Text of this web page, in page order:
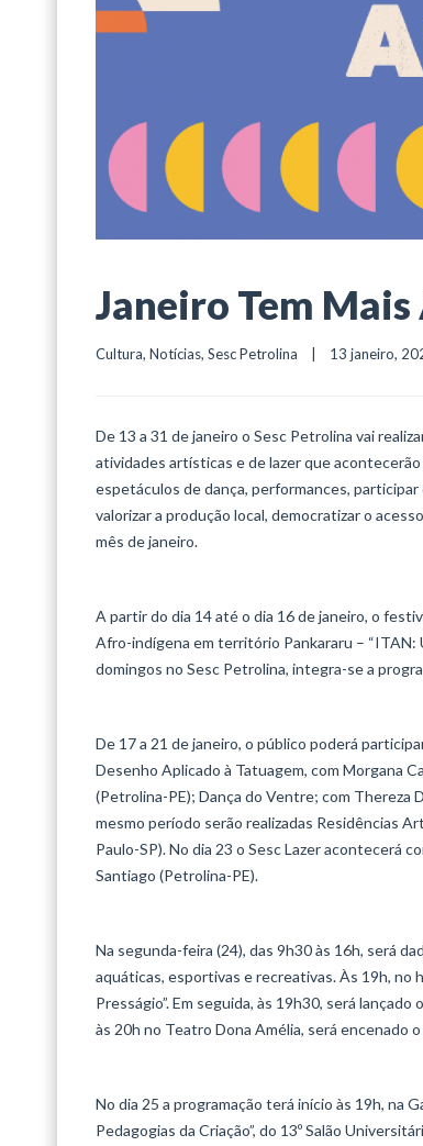
Janeiro Tem
Cultura, Notícias, Sesc Petrolina
|    13 janeiro,
De 13 a 31 de janeiro o Sesc Petrolina vai
atividades artísticas e de lazer que
espetáculos de dança, performances,
valorizar a produção local, democratizar o
mês de janeiro.
A partir do dia 14 até o dia 16 de janeiro, o
Afro-indígena em território Pankararu – “ITAN:
domingos no Sesc Petrolina, integra-se a
De 17 a 21 de janeiro, o público poderá
Desenho Aplicado à Tatuagem, com Morgana
(Petrolina-PE); Dança do Ventre; com Thereza
mesmo período serão realizadas Residências
Paulo-SP). No dia 23 o Sesc Lazer acontecerá
Santiago (Petrolina-PE).
Na segunda-feira (24), das 9h30 às 16h, será
aquáticas, esportivas e recreativas. Às 19h, no
Presságio”. Em seguida, às 19h30, será
às 20h no Teatro Dona Amélia, será encenado
No dia 25 a programação terá início às 19h, na
Pedagogias da Criação”, do 13º Salão